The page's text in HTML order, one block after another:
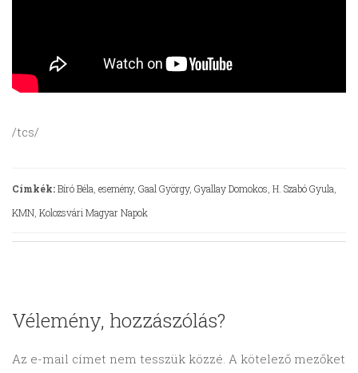
/tcs/
Címkék:Bíró Béla esemény, Gaal György, Gyallay Domokos H. Szabó Gyula
KMN Kolozsvári Magyar Napok
Vélemény, hozzászólás?
Az e-mail címet nem tesszük közzé. A kötelező mezőket